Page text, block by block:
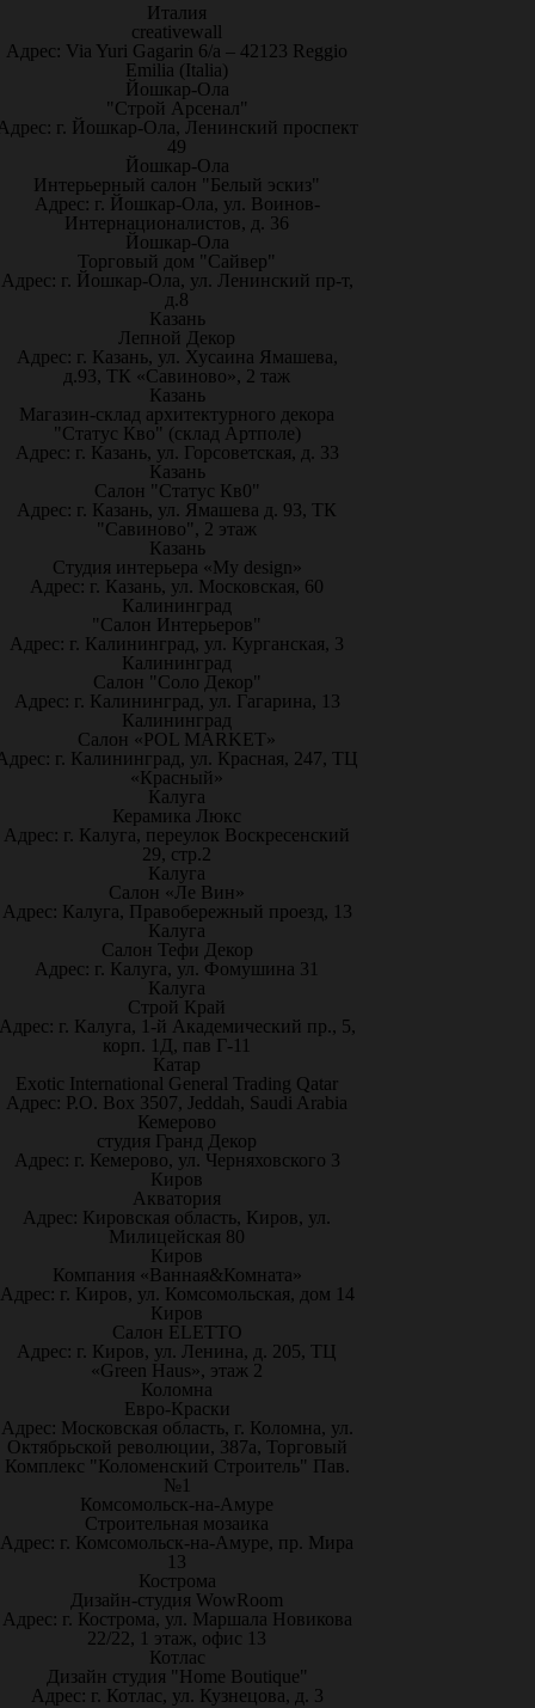
Италия
creativewall
Адрес: Via Yuri Gagarin 6/a – 42123 Reggio
Emilia (Italia)
Йошкар-Ола
"Строй Арсенал"
г. Йошкар-Ола, Ленинский проспект
49
Йошкар-Ола
Интерьерный салон "Белый эскиз"
Адрес: г. Йошкар-Ола, ул. Воинов-
Интернационалистов, д. 36
Йошкар-Ола
Торговый дом "Сайвер"
Адрес: г. Йошкар-Ола, ул. Ленинский пр-т,
д.8
Казань
Лепной Декор
Адрес: г. Казань, ул. Хусаина Ямашева,
д.93, ТК «Савиново», 2 таж
Казань
Магазин-склад архитектурного декора
"Статус Кво" (склад Артполе)
Адрес: г. Казань, ул. Горсоветская, д. 33
Казань
Салон "Статус Кв0"
Адрес: г. Казань, ул. Ямашева д. 93, ТК
"Савиново", 2 этаж
Казань
Студия интерьера «My design»
Адрес: г. Казань, ул. Московская, 60
Калининград
"Салон Интерьеров"
Адрес: г. Калининград, ул. Курганская, 3
Калининград
Салон "Соло Декор"
Адрес: г. Калининград, ул. Гагарина, 13
Калининград
Салон «POL MARKET»
г. Калининград, ул. Красная, 247, ТЦ
«Красный»
Калуга
Керамика Люкс
Адрес: г. Калуга, переулок Воскресенский
29, стр.2
Калуга
Салон «Ле Вин»
Адрес: Калуга, Правобережный проезд, 13
Калуга
Салон Тефи Декор
Адрес: г. Калуга, ул. Фомушина 31
Калуга
Строй Край
г. Калуга, 1-й Академический пр., 5,
корп. 1Д, пав Г-11
Катар
Exotic International General Trading Qatar
Адрес: P.O. Box 3507, Jeddah, Saudi Arabia
Кемерово
студия Гранд Декор
Адрес: г. Кемерово, ул. Черняховского 3
Киров
Акватория
Адрес: Кировская область, Киров, ул.
Милицейская 80
Киров
Компания «Ванная&Комната»
Адрес: г. Киров, ул. Комсомольская, дом 14
Киров
Салон ELETTO
Адрес: г. Киров, ул. Ленина, д. 205, ТЦ
«Green Haus», этаж 2
Коломна
Евро-Краски
Адрес: Московская область, г. Коломна, ул.
Октябрьской революции, 387а, Торговый
Комплекс "Коломенский Строитель" Пав.
№1
Комсомольск-на-Амуре
Строительная мозаика
Адрес: г. Комсомольск-на-Амуре, пр. Мира
13
Кострома
Дизайн-студия WowRoom
Адрес: г. Кострома, ул. Маршала Новикова
22/22, 1 этаж, офис 13
Котлас
Дизайн студия "Home Boutique"
Адрес: г. Котлас, ул. Кузнецова, д. 3